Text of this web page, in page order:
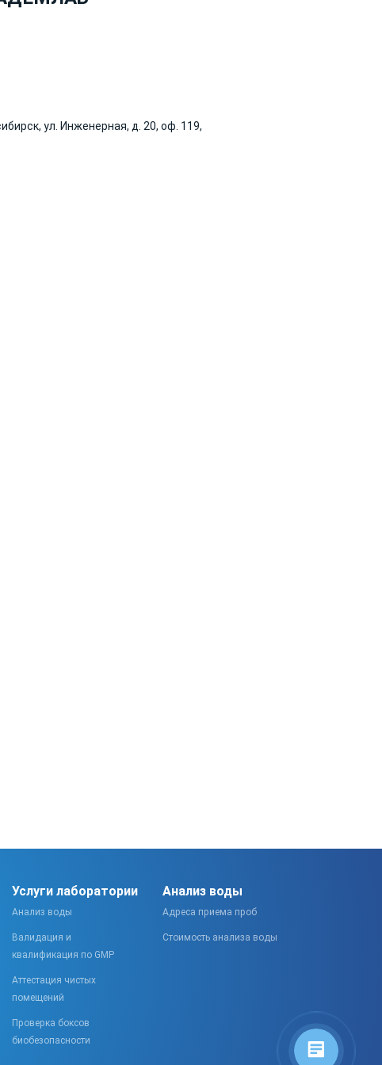
ул. Инженерная, д. 20, оф. 119,
Услуги лаборатории
Анализ воды
Валидация и
квалификация по GMP
Аттестация чистых
помещений
Проверка боксов
биобезопасности
Анализ воды
Адреса приема проб
Стоимость анализа воды